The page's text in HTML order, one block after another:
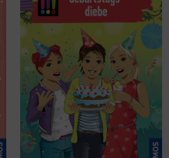
Heger, Ann-Katrin